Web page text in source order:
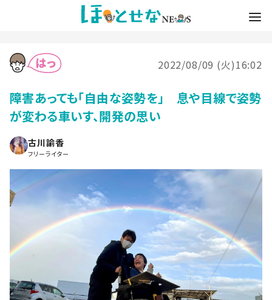
2022/08/09 (火)16:02
障害あっても「自由な姿勢を」 息や目線で姿勢
が変わる車いす、開発の思い
古川諭香
フリーライター